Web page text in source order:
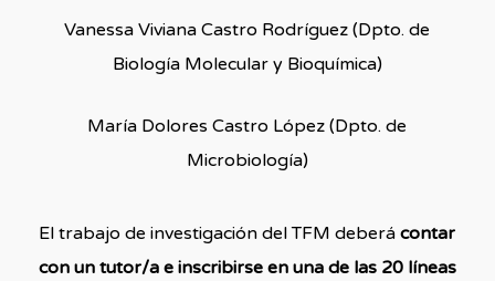
Vanessa Viviana Castro Rodríguez (Dpto. de
Biología Molecular y Bioquímica)
María Dolores Castro López (Dpto. de
Microbiología)
El trabajo de investigación del TFM deberácontar
con un tutor/a e inscribirse en una de las 20 líneas